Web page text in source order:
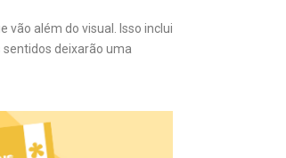
vão além do visual. Isso inclui
sentidos deixarão uma